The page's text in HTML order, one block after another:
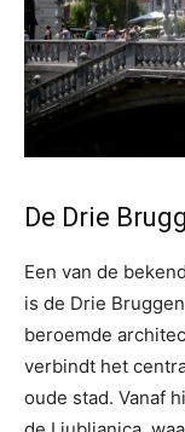
De Drie
Een van de
is de Drie
beroemde
verbindt het
oude stad. Vanaf